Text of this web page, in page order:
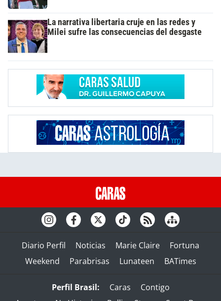
La narrativa libertaria cruje en las redes y
Milei sufre las consecuencias del desgaste
Diario Perfil Noticias Marie Claire
Fortuna
Weekend
Parabrisas Lunateen BATimes
Perfil Brasil: Caras
Contigo